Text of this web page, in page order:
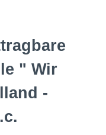
" Wir
-